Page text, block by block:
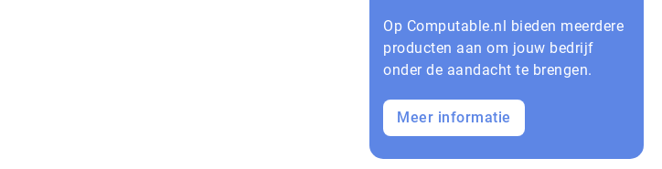
Op Computable.nl bieden meerdere
producten aan om jouw bedrijf
onder de aandacht te brengen.
Meer informatie